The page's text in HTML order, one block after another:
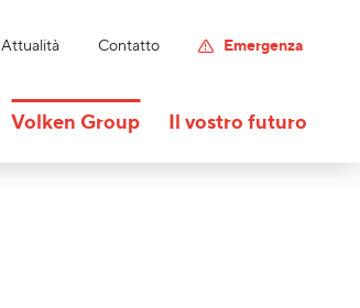
Attualità Contatto Emergenza
Volken Group Il vostro futuro